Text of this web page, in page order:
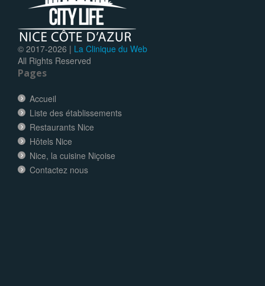
© 2017-2026 | La Clinique du Web
All Rights Reserved
Pages
Accueil
Liste des établissements
Restaurants Nice
Hôtels Nice
Nice, la cuisine Niçoise
Contactez nous